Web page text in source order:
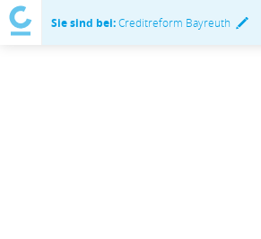
Sie sind bei:Creditreform Bayreuth